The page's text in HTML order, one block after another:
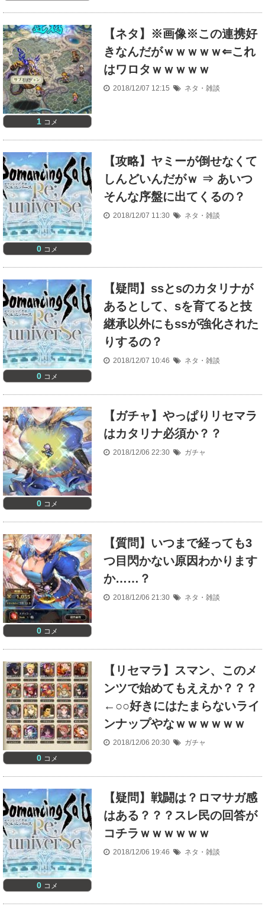
1 コメ
【ネタ】※画像※この連携好
きなんだがｗｗｗｗｗ⇐これ
はワロタｗｗｗｗｗ
2018/12/07 12:15 ネタ・雑談
0 コメ
【攻略】ヤミーが倒せなくて
しんどいんだがｗ ⇒ あいつ
そんな序盤に出てくるの？
2018/12/07 11:30 ネタ・雑談
0 コメ
【疑問】ssとsのカタリナが
あるとして、sを育てると技
継承以外にもssが強化された
りするの？
2018/12/07 10:46 ネタ・雑談
0 コメ
【ガチャ】やっぱりリセマラ
はカタリナ必須か？？
2018/12/06 22:30 ガチャ
0 コメ
【質問】いつまで経っても3
つ目閃かない原因わかります
か……？
2018/12/06 21:30 ネタ・雑談
0 コメ
【リセマラ】スマン、このメ
ンツで始めてもええか？？？
←○○好きにはたまらないライ
ンナップやなｗｗｗｗｗｗ
2018/12/06 20:30 ガチャ
0 コメ
【疑問】戦闘は？ロマサガ感
はある？？？スレ民の回答が
コチラｗｗｗｗｗｗ
2018/12/06 19:46 ネタ・雑談